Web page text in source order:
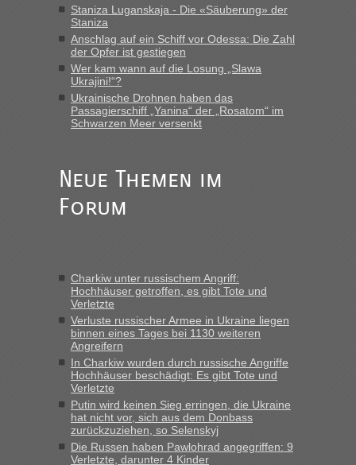
Staniza Luganskaja - Die «Säuberung» der
Staniza
Anschlag auf ein Schiff vor Odessa: Die Zahl
der Opfer ist gestiegen
Wer kam wann auf die Losung „Slawa
Ukrajini!“?
Ukrainische Drohnen haben das
Passagierschiff „Yanina“ der „Rosatom“ im
Schwarzen Meer versenkt
Neue Themen im
Forum
Charkiw unter russischem Angriff:
Hochhäuser getroffen, es gibt Tote und
Verletzte
Verluste russischer Armee in Ukraine liegen
binnen eines Tages bei 1130 weiteren
Angreifern
In Charkiw wurden durch russische Angriffe
Hochhäuser beschädigt: Es gibt Tote und
Verletzte
Putin wird keinen Sieg erringen, die Ukraine
hat nicht vor, sich aus dem Donbass
zurückzuziehen, so Selenskyj
Die Russen haben Pawlohrad angegriffen: 9
Verletzte, darunter 4 Kinder